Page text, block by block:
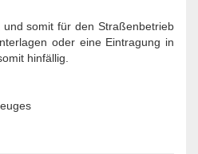
somit für den Straßenbetrieb
oder eine Eintragung in
hinfällig.